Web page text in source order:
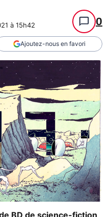
à 15h42 0
Ajoutez-nous en favori